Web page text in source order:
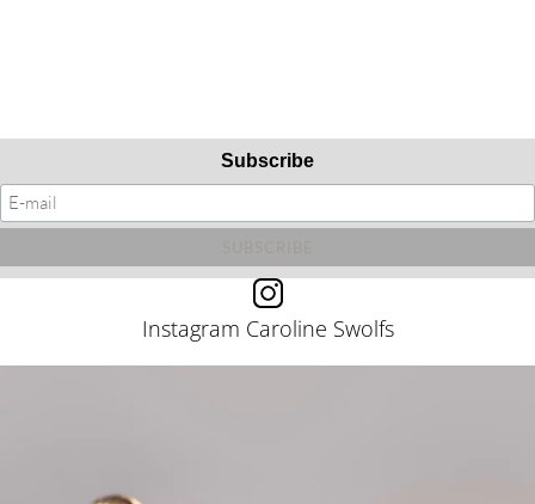
Subscribe
Instagram Caroline Swolfs